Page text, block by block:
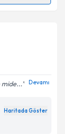
takvimi
almanız
mide... Devamı
Haritada Göster